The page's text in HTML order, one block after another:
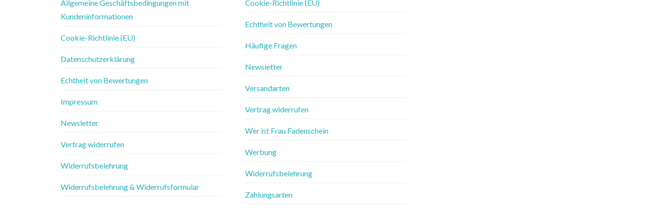
Allgemeine Geschäftsbedingungen mit
Kundeninformationen
Cookie-Richtlinie (EU)
Datenschutzerklärung
Echtheit von Bewertungen
Impressum
Newsletter
Vertrag widerrufen
Widerrufsbelehrung
Widerrufsbelehrung & Widerrufsformular
Cookie-Richtlinie (EU)
Echtheit von Bewertungen
Häufige Fragen
Newsletter
Versandarten
Vertrag widerrufen
Wer ist Frau Fadenschein
Werbung
Widerrufsbelehrung
Zahlungsarten